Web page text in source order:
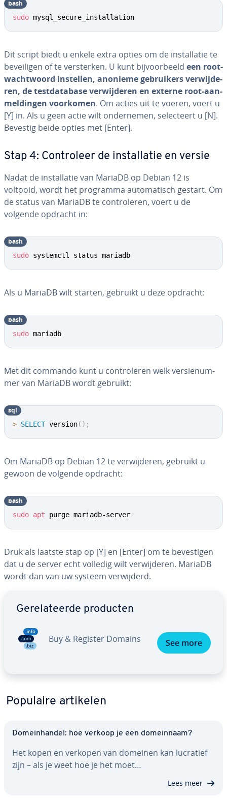
sudo mysql_secure_installation
bash
Dit script biedt u enkele extra opties om de in­stal­la­tie te
be­vei­li­gen of te ver­ster­ken. U kunt bij­voor­beeld een root-
wacht­woord instellen, anonieme ge­brui­kers ver­wij­de­
ren, de test­da­ta­ba­se ver­wij­de­ren en externe root-aan­
mel­din­gen voorkomen. Om acties uit te voeren, voert u
[Y] in. Als u geen actie wilt on­der­ne­men, se­lec­teert u [N].
Bevestig beide opties met [Enter].
Stap 4: Con­tro­leer de in­stal­la­tie en versie
Nadat de in­stal­la­tie van MariaDB op Debian 12 is
voltooid, wordt het programma au­to­ma­tisch gestart. Om
de status van MariaDB te con­tro­le­ren, voert u de
volgende opdracht in:
sudo systemctl status mariadb
bash
Als u MariaDB wilt starten, gebruikt u deze opdracht:
sudo mariadb
bash
Met dit commando kunt u con­tro­le­ren welk ver­sie­num­
mer van MariaDB wordt gebruikt:
> SELECT version( ) ;
sql
Om MariaDB op Debian 12 te ver­wij­de­ren, gebruikt u
gewoon de volgende opdracht:
sudo apt purge mariadb-server
bash
Druk als laatste stap op [Y] en [Enter] om te be­ves­ti­gen
dat u de server echt volledig wilt ver­wij­de­ren. MariaDB
wordt dan van uw systeem ver­wij­derd.
Ge­re­la­teer­de producten
Buy & Register Domains See more
Populaire artikelen
Do­mein­han­del: hoe verkoop je een do­mein­naam?
Het kopen en verkopen van domeinen kan lucratief
zijn – als je weet hoe je het moet…
Lees meer